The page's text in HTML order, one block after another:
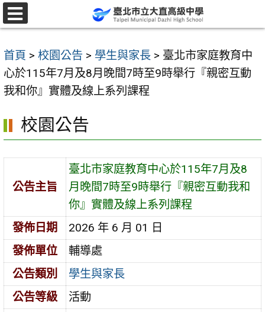
跳
至
要
內
容
首頁 > 校園公告 > 學生與家長 > 臺北市家庭教育中
心於115年7月及8月晚間7時至9時舉行『親密互動
我和你』實體及線上系列課程
校園公告
公告主旨
臺北市家庭教育中心於115年7月及8
月晚間7時至9時舉行『親密互動我和
你』實體及線上系列課程
發佈日期
2026 年 6 月 01 日
發佈單位
輔導處
公告類別
學生與家長
公告等級
活動
選
單